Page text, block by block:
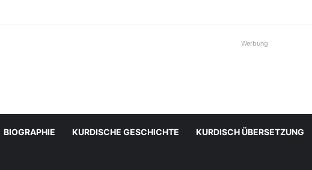
Werbung
BIOGRAPHIE KURDISCHE GESCHICHTE KURDISCH ÜBERSETZUNG